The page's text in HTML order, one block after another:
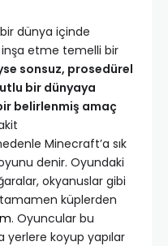
dünya içinde
etme temelli bir
sonsuz, prosedürel
bir dünyaya
belirlenmiş amaç
Minecraft’a sık
denir. Oyundaki
okyanuslar gibi
küplerden
. Oyuncular bu
yerlere koyup yapılar